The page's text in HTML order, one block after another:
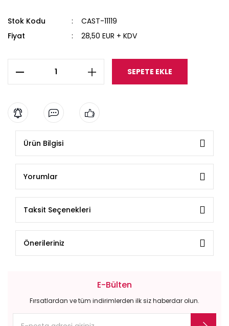
Stok Kodu
CAST-11119
Fiyat
28,50 EUR + KDV
SEPETE EKLE
Ürün Bilgisi
Yorumlar
Taksit Seçenekleri
Önerileriniz
E-Bülten
Fırsatlardan ve tüm indirimlerden ilk siz haberdar olun.